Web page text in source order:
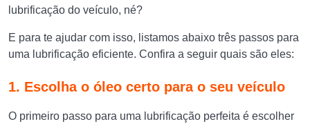
lubrificação do veículo, né?
E para te ajudar com isso, listamos abaixo três passos para
uma lubrificação eficiente. Confira a seguir quais são eles:
1. Escolha o óleo certo para o seu veículo
O primeiro passo para uma lubrificação perfeita é escolher